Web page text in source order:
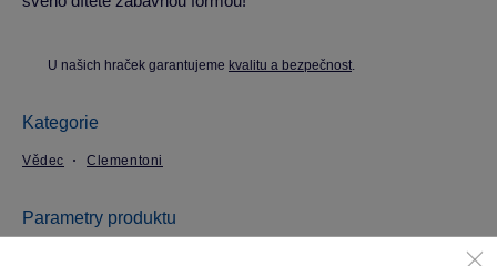
U našich hraček garantujeme kvalitu a bezpečnost.
Kategorie
Vědec Clementoni
Parametry produktu